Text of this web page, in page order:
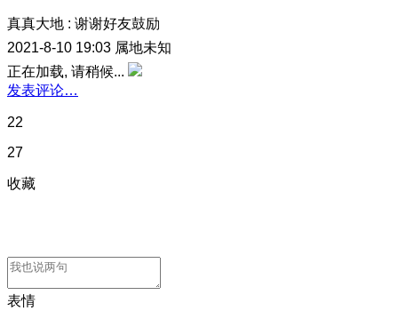
真真大地 : 谢谢好友鼓励
2021-8-10 19:03 属地未知
正在加载, 请稍候...
发表评论…
22
27
收藏
表情